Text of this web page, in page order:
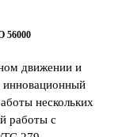
56000
движении и
инновационный
нескольких
работы с